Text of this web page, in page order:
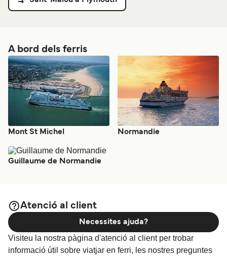
A bord dels ferris
Mont St Michel Normandie
Guillaume de Normandie
Atenció al client
Visiteu la nostra pàgina d'atenció al client per trobar
informació útil sobre viatjar en ferri, les nostres preguntes
Necessites ajuda?